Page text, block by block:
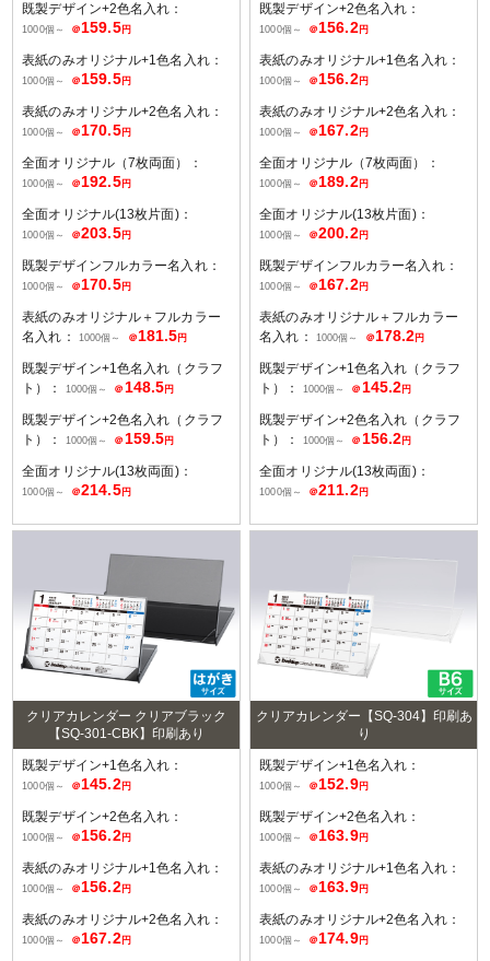
既製デザイン+2色名入れ：
1000個～ ＠159.5円
表紙のみオリジナル+1色名入れ：
1000個～ ＠159.5円
表紙のみオリジナル+2色名入れ：
1000個～ ＠170.5円
全面オリジナル（7枚両面）：
1000個～ ＠192.5円
全面オリジナル(13枚片面)：
1000個～ ＠203.5円
既製デザインフルカラー名入れ：
1000個～ ＠170.5円
表紙のみオリジナル＋フルカラー
名入れ：
1000個～ ＠ 181.5 円
既製デザイン+1色名入れ（クラフ
ト）：
1000個～ ＠ 148.5 円
既製デザイン+2色名入れ（クラフ
ト）：
1000個～ ＠ 159.5 円
全面オリジナル(13枚両面)：
1000個～ ＠214.5円
既製デザイン+2色名入れ：
1000個～ ＠156.2円
表紙のみオリジナル+1色名入れ：
1000個～ ＠156.2円
表紙のみオリジナル+2色名入れ：
1000個～ ＠167.2円
全面オリジナル（7枚両面）：
1000個～ ＠189.2円
全面オリジナル(13枚片面)：
1000個～ ＠200.2円
既製デザインフルカラー名入れ：
1000個～ ＠167.2円
表紙のみオリジナル＋フルカラー
名入れ：
1000個～ ＠ 178.2 円
既製デザイン+1色名入れ（クラフ
ト）：
1000個～ ＠ 145.2 円
既製デザイン+2色名入れ（クラフ
ト）：
1000個～ ＠ 156.2 円
全面オリジナル(13枚両面)：
1000個～ ＠211.2円
クリアカレンダー クリアブラック
【SQ-301-CBK】印刷あり
既製デザイン+1色名入れ：
1000個～ ＠ 145.2円
既製デザイン+2色名入れ：
1000個～ ＠ 156.2円
表紙のみオリジナル+1色名入れ：
1000個～ ＠ 156.2円
表紙のみオリジナル+2色名入れ：
1000個～ ＠ 167.2円
クリアカレンダー【SQ-304】印刷あ
り
既製デザイン+1色名入れ：
1000個～ ＠ 152.9円
既製デザイン+2色名入れ：
1000個～ ＠ 163.9円
表紙のみオリジナル+1色名入れ：
1000個～ ＠ 163.9円
表紙のみオリジナル+2色名入れ：
1000個～ ＠ 174.9円